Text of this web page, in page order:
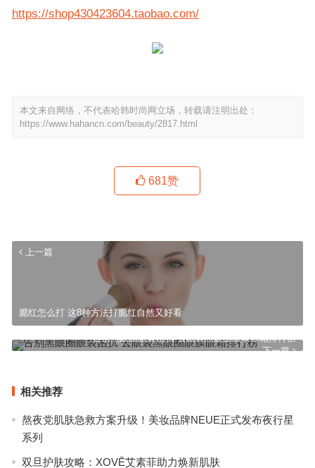
https://shop430423604.taobao.com/
本文来自网络，不代表哈韩时尚网立场，转载请注明出处：
https://www.hahancn.com/beauty/2817.html
681赞
上一篇
腮红怎么打 这8种方法打腮红自然又好看
下一篇
告别黑眼圈眼袋困扰 去眼袋黑眼圈眼膜眼霜排行榜
相关推荐
熬夜党肌肤急救方案升级！美妆品牌NEUE正式发布夜行星
系列
双旦护肤攻略：XOVĒ艾素菲助力焕新肌肤